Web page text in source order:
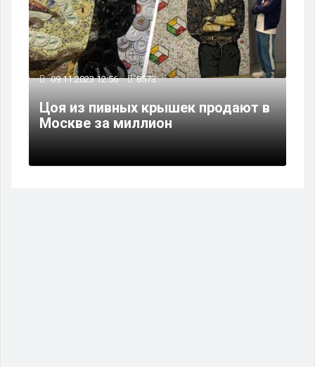
09.11.2023 12:56 8573
Цоя из пивных крышек продают в
Москве за миллион